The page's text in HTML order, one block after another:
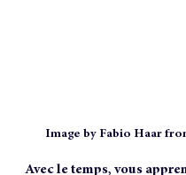
Image by Fabio Haar
Avec le temps, vous